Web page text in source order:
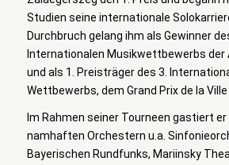
Studien seine internationale
Durchbruch gelang ihm als Gewinner
Internationalen Musikwettbewerbs der
und als 1. Preisträger des 3.
Wettbewerbs, dem Grand Prix de la Ville
Im Rahmen seiner Tourneen gastiert
namhaften Orchestern u.a.
Bayerischen Rundfunks, Mariinsky